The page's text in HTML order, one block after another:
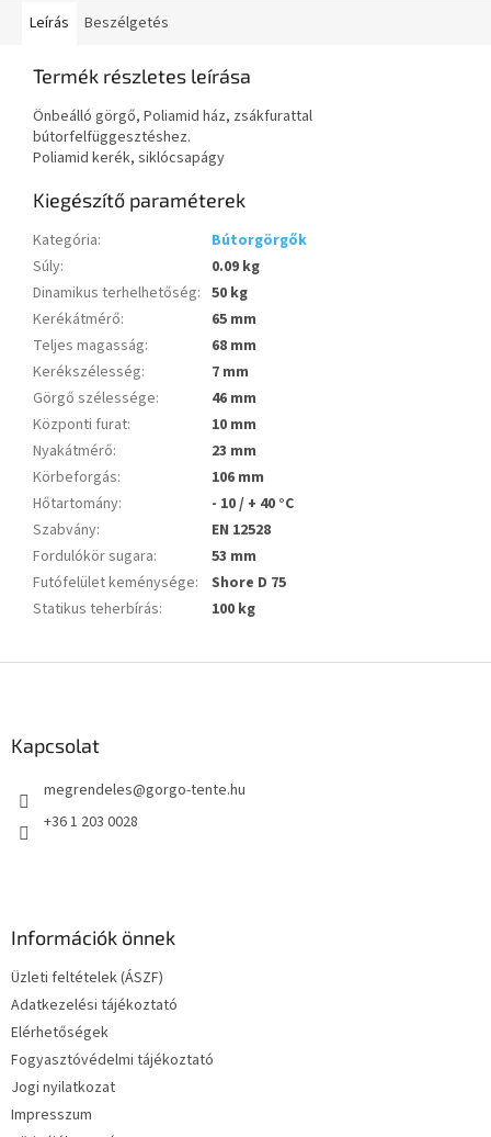
Leírás Beszélgetés
Termék részletes leírása
Önbeálló görgő, Poliamid ház, zsákfurattal
bútorfelfüggesztéshez.
Poliamid kerék, siklócsapágy
Kiegészítő paraméterek
Kategória:
Bútorgörgők
Súly:
0.09 kg
Dinamikus terhelhetőség: 50 kg
Kerékátmérő:
65 mm
Teljes magasság:
68 mm
Kerékszélesség:
7 mm
Görgő szélessége:
46 mm
Központi furat:
10 mm
Nyakátmérő:
23 mm
Körbeforgás:
106 mm
Hőtartomány:
- 10 / + 40 °C
Szabvány:
EN 12528
Fordulókör sugara:
53 mm
Futófelület keménysége:
Shore D 75
Statikus teherbírás: 100 kg
Kapcsolat
megrendeles@gorgo-tente.hu
+36 1 203 0028
Információk önnek
Üzleti feltételek (ÁSZF)
Adatkezelési tájékoztató
Elérhetőségek
Fogyasztóvédelmi tájékoztató
Jogi nyilatkozat
Impresszum